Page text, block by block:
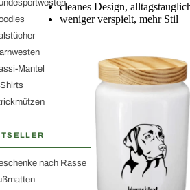
Mantel
nach Rasse
cleanes Design,
weniger verspielt, mehr Stil